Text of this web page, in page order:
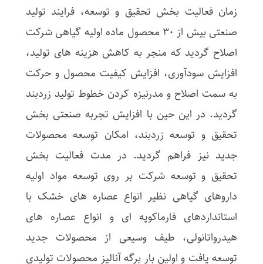
زمان فعالیت بخش تحقیق و توسعه، فرایند تولید
صنعتی بیش از 30 محصول ماده اولیه گیاهی شرکت
اصلاح گردید که منجر به کاهش هزینه­ های تولید،
افزایش سودآوری، افزایش کیفیت محصول و حرکت
به سمت اصلاح و مدرنیزه کردن خطوط تولید زردبند
گردید. در این حین با افزایش تجربه صنعتی بخش
تحقیق و توسعه زردبند، امکان توسعه محصولات
جدید نیز فراهم گردید. در مدت فعالیت بخش
تحقیق و توسعه شرکت بر روی توسعه مواد اولیه
داروهای گیاهی نظیر انواع عصاره های خشک با
استانداردهای فارماکوپه ای و انواع عصاره های
هیدرواتانولی، طیف وسیعی از محصولات جدید
توسعه یافت و اولین بار برگه آنالیز محصولات تولیدی